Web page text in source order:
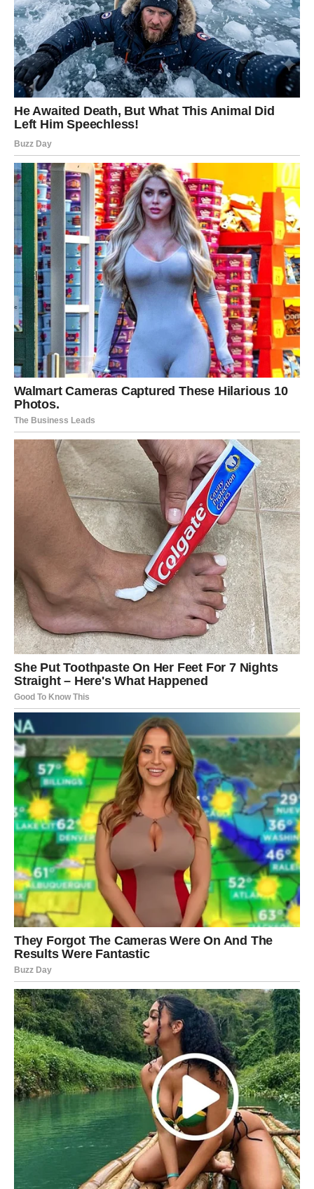
2) Prestaje da se zadovoljava minimumom.
Jarac sada želi ono što je ozbiljno, stabilno i smisleno.
Sve površno postaje nepodnošljivo.
3) Konačno bira sebe, bez griže savesti.
To je ogromna transformacija za Jarca: da ne oseća
krivicu kad stavi sebe na prvo mesto.
Ljubav za Jarca: nema više igrica
Ako ste u vezi, Jarac sada traži: poštovanje, stabilnost,
plan, prisutnost.
Ako partner to može – odnos ide ka ozbiljnom nivou, čak i
ka formalizaciji.
Ako partner to ne može – Jarac shvata da je bolje biti sam
nego u odnosu koji ga emotivno osiromašuje.
Slobodni Jarčevi mogu privući osobu koja je zrela,
stabilna i spremna na pravu priču. Ali Jarac mora biti
spreman da otvori srce, a ne samo da “proceni” situaciju.
Karijera i životna strategija
Naredni dani mogu doneti prelom: Jarac ili ostaje gde
jeste i traži viši status, ili menja pravac ka onome što mu
daje više smisla. Neki Jarčevi će doneti odluku koja
deluje rizično – ali će kasnije shvatiti da je to bila najbolja
Poruka za Jarca
Ne kasniš. Samo si čekao pravi trenutak. A taj trenutak je
sada. Odluka koju doneseš – postaje tvoja nova sudbina.